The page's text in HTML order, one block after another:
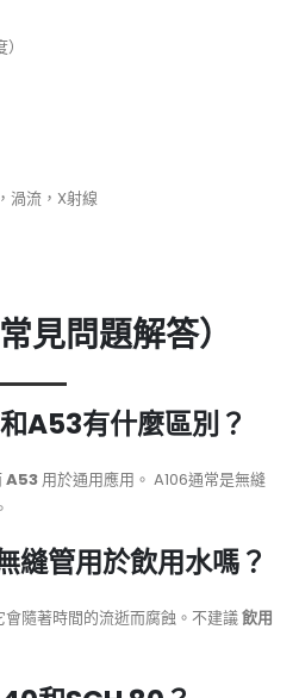
渦流，X射線
見問題解答）
A53有什麼區別？
A53 用於通用應用。 A106通常是無縫
縫管用於飲用水嗎？
隨著時間的流逝而腐蝕。不建議飲用